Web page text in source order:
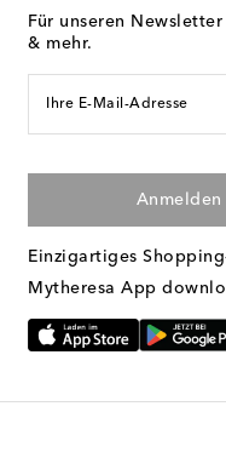
Für unseren
& mehr.
Ihre E-Mail-Adresse
Anmelden
Einzigartiges
Mytheresa App